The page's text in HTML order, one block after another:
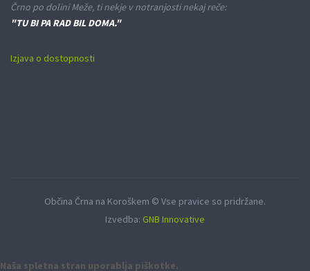
Črno po dolini Meže, ti nekje v notranjosti nekaj reče:
"TU BI PA RAD BIL DOMA."
Izjava o dostopnosti
Občina Črna na Koroškem © Vse pravice so pridržane.
Izvedba: GNB Innovative
Naša spletna stran uporablja piškotke.